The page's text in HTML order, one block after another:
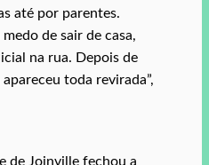
até por parentes.
de sair de casa,
na rua. Depois de
toda revirada”,
de Joinville fechou a